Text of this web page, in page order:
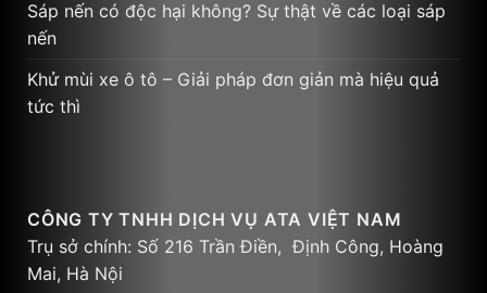
Sáp nến có độc hại không? Sự thật về các loại sáp
nến
Khử mùi xe ô tô – Giải pháp đơn giản mà hiệu quả
tức thì
CÔNG TY TNHH DỊCH VỤ ATA VIỆT NAM
Trụ sở chính: Số 216 Trần Điền, Định Công, Hoàng
Mai, Hà Nội